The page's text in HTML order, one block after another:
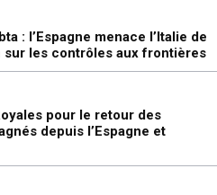
: l’Espagne menace l’Italie de
sur les contrôles aux frontières
pour le retour des
depuis l’Espagne et